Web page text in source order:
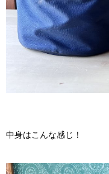
中身はこんな感じ！